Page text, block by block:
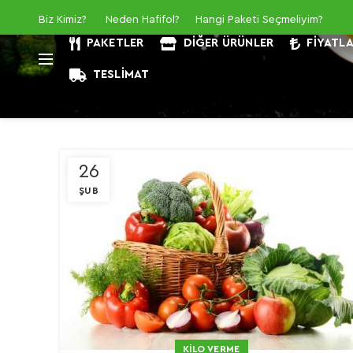
Biz Kimiz? Neden Hafifol? Hangi Paketi Seçmeliyim?
PAKETLER DIĞER ÜRÜNLER
TESLIMAT
26
ŞUB
KILO VERME